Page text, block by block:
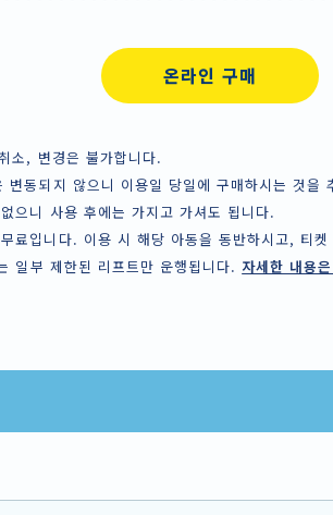
온라인 구매
소, 변경은 불가합니다.
변동되지 않으니 이용일 당일에 구매하시는 것을
으니 사용 후에는 가지고 가셔도 됩니다.
료입니다. 이용 시 해당 아동을 동반하시고, 티켓
일부 제한된 리프트만 운행됩니다. 자세한 내용